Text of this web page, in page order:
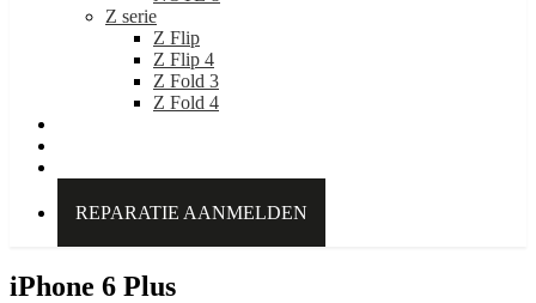
Z serie
Z Flip
Z Flip 4
Z Fold 3
Z Fold 4
REPARATIE AANMELDEN
iPhone 6 Plus